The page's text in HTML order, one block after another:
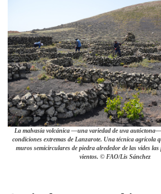
La malvasía volcánica —una variedad de uva
condiciones extremas de Lanzarote. Una técnica agrícola
muros semicirculares de piedra alrededor de las vides las
vientos. © FAO/Lis Sánchez